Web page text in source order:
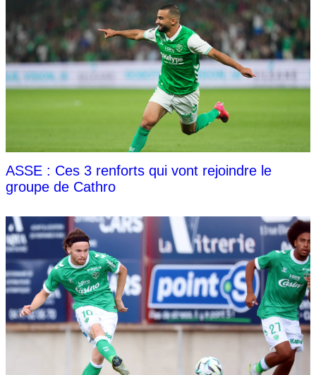
ASSE : Ces 3 renforts qui vont rejoindre le
groupe de Cathro